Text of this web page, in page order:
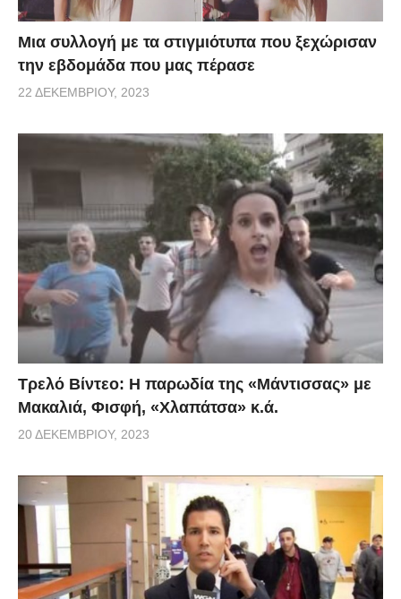
Μια συλλογή με τα στιγμιότυπα που ξεχώρισαν
την εβδομάδα που μας πέρασε
22 ΔΕΚΕΜΒΡΊΟΥ, 2023
Τρελό Βίντεο: H παρωδία της «Μάντισσας» με
Μακαλιά, Φισφή, «Χλαπάτσα» κ.ά.
20 ΔΕΚΕΜΒΡΊΟΥ, 2023